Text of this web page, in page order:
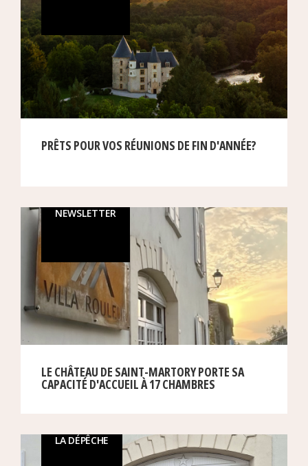
PRÊTS POUR VOS RÉUNIONS DE FIN D'ANNÉE?
NEWSLETTER
LE CHÂTEAU DE SAINT-MARTORY PORTE SA
CAPACITÉ D'ACCUEIL À 17 CHAMBRES
LA DÉPÊCHE